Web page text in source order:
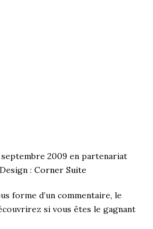
septembre 2009 en partenariat
: Corner Suite
forme d’un commentaire, le
si vous êtes le gagnant